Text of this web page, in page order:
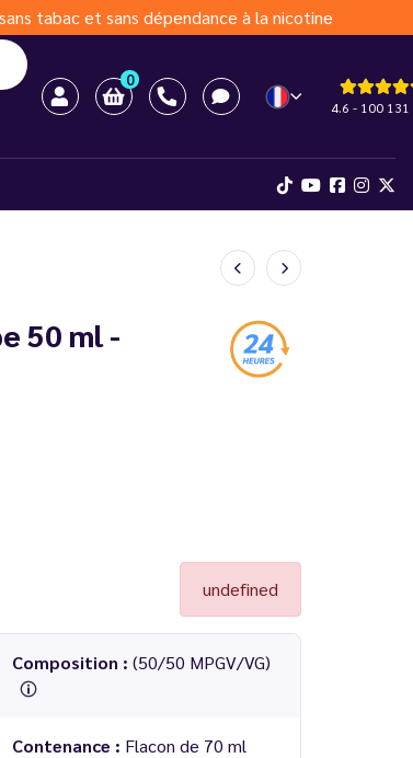
tabac et sans dépendance à la nicotine
0
4.6 - 100 131
50 ml -
undefined
Composition : (50/50 MPGV/VG)
Contenance : Flacon de 70 ml